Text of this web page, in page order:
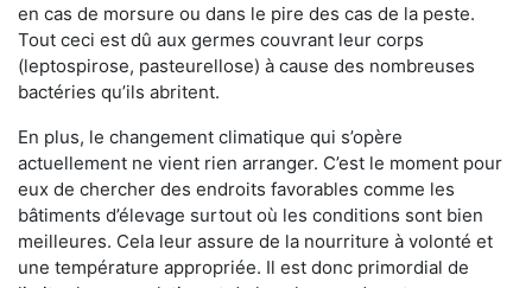
en cas de morsure ou dans le pire des cas de la peste.
Tout ceci est dû aux germes couvrant leur corps
(leptospirose, pasteurellose) à cause des nombreuses
bactéries qu’ils abritent.
En plus, le changement climatique qui s’opère
actuellement ne vient rien arranger. C’est le moment pour
eux de chercher des endroits favorables comme les
bâtiments d’élevage surtout où les conditions sont bien
meilleures. Cela leur assure de la nourriture à volonté et
une température appropriée. Il est donc primordial de